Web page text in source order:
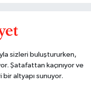
sizleri buluştururken,
Şatafattan kaçınıyor ve
altyapı sunuyor.